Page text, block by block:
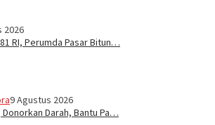
2026
RI, Perumda Pasar Bitun…
9 Agustus 2026
Darah, Bantu Pa…